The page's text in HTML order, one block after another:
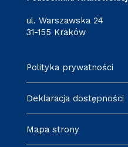
ul. Warszawska 24
31-155 Kraków
Polityka prywatności
Deklaracja dostępności
Mapa strony